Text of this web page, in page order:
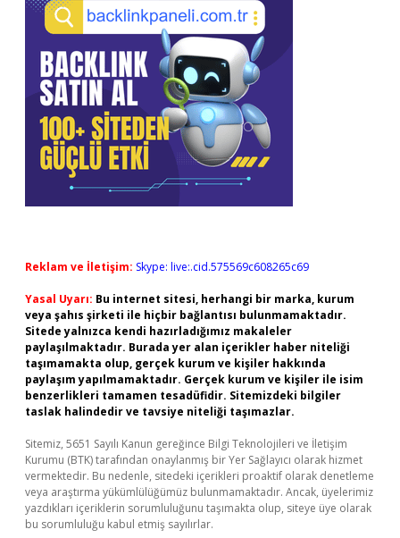
Reklam ve İletişim: Skype: live:.cid.575569c608265c69
Yasal Uyarı: Bu internet sitesi, herhangi bir marka, kurum
veya şahıs şirketi ile hiçbir bağlantısı bulunmamaktadır.
Sitede yalnızca kendi hazırladığımız makaleler
paylaşılmaktadır. Burada yer alan içerikler haber niteliği
taşımamakta olup, gerçek kurum ve kişiler hakkında
paylaşım yapılmamaktadır. Gerçek kurum ve kişiler ile isim
benzerlikleri tamamen tesadüfidir. Sitemizdeki bilgiler
taslak halindedir ve tavsiye niteliği taşımazlar.
Sitemiz, 5651 Sayılı Kanun gereğince Bilgi Teknolojileri ve İletişim
Kurumu (BTK) tarafından onaylanmış bir Yer Sağlayıcı olarak hizmet
vermektedir. Bu nedenle, sitedeki içerikleri proaktif olarak denetleme
veya araştırma yükümlülüğümüz bulunmamaktadır. Ancak, üyelerimiz
yazdıkları içeriklerin sorumluluğunu taşımakta olup, siteye üye olarak
bu sorumluluğu kabul etmiş sayılırlar.